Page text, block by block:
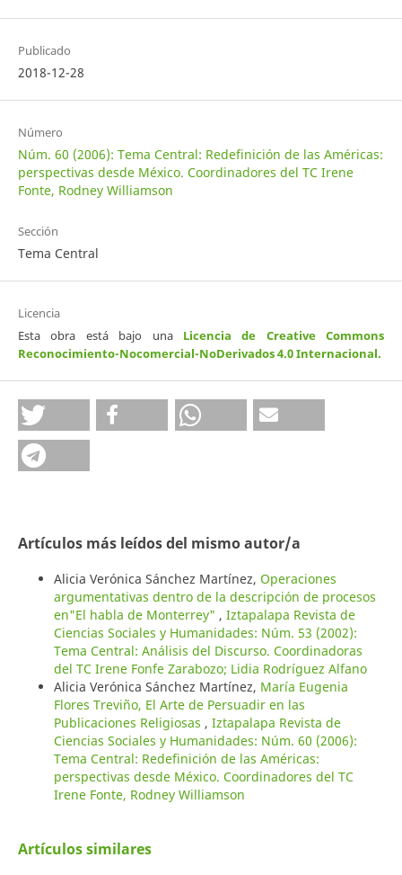
Publicado
2018-12-28
Número
Núm. 60 (2006): Tema Central: Redefinición de las Américas:
perspectivas desde México. Coordinadores del TC Irene
Fonte, Rodney Williamson
Sección
Tema Central
Licencia
Esta obra está bajo una Licencia de Creative Commons
Reconocimiento-Nocomercial-NoDerivados 4.0 Internacional.
Artículos más leídos del mismo autor/a
Alicia Verónica Sánchez Martínez, Operaciones
argumentativas dentro de la descripción de procesos
en"El habla de Monterrey" , Iztapalapa Revista de
Ciencias Sociales y Humanidades: Núm. 53 (2002):
Tema Central: Análisis del Discurso. Coordinadoras
del TC Irene Fonfe Zarabozo; Lidia Rodríguez Alfano
Alicia Verónica Sánchez Martínez, María Eugenia
Flores Treviño, El Arte de Persuadir en las
Publicaciones Religiosas , Iztapalapa Revista de
Ciencias Sociales y Humanidades: Núm. 60 (2006):
Tema Central: Redefinición de las Américas:
perspectivas desde México. Coordinadores del TC
Irene Fonte, Rodney Williamson
Artículos similares